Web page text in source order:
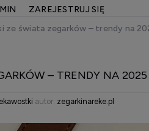
ZAREJESTRUJ SIĘ
ze świata zegarków – trendy na
– TRENDY NA 2025
autor: zegarkinareke.pl